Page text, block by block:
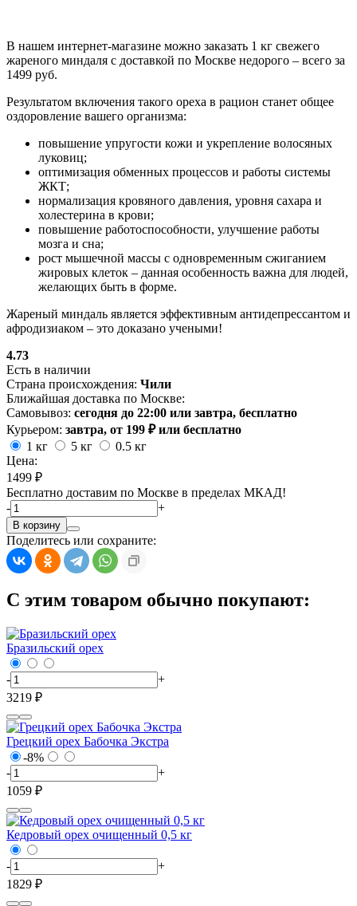
В нашем интернет-магазине можно заказать 1 кг свежего
жареного миндаля с доставкой по Москве недорого – всего за
1499 руб.
Результатом включения такого ореха в рацион станет общее
оздоровление вашего организма:
повышение упругости кожи и укрепление волосяных
луковиц;
оптимизация обменных процессов и работы системы
ЖКТ;
нормализация кровяного давления, уровня сахара и
холестерина в крови;
повышение работоспособности, улучшение работы
мозга и сна;
рост мышечной массы с одновременным сжиганием
жировых клеток – данная особенность важна для людей,
желающих быть в форме.
Жареный миндаль является эффективным антидепрессантом и
афродизиаком – это доказано учеными!
4.73
Есть в наличии
Страна происхождения: Чили
Ближайшая доставка по Москве:
Самовывоз: сегодня до 22:00 или завтра, бесплатно
Курьером: завтра, от 199 ₽ или бесплатно
1 кг
5 кг
0.5 кг
Цена:
1499 ₽
Бесплатно доставим по Москве в пределах МКАД!
-
+
В корзину
Поделитесь или сохраните:
С этим товаром обычно покупают:
Бразильский орех
-
+
3219 ₽
Грецкий орех Бабочка Экстра
-8%
-
+
1059 ₽
Кедровый орех очищенный 0,5 кг
-
+
1829 ₽